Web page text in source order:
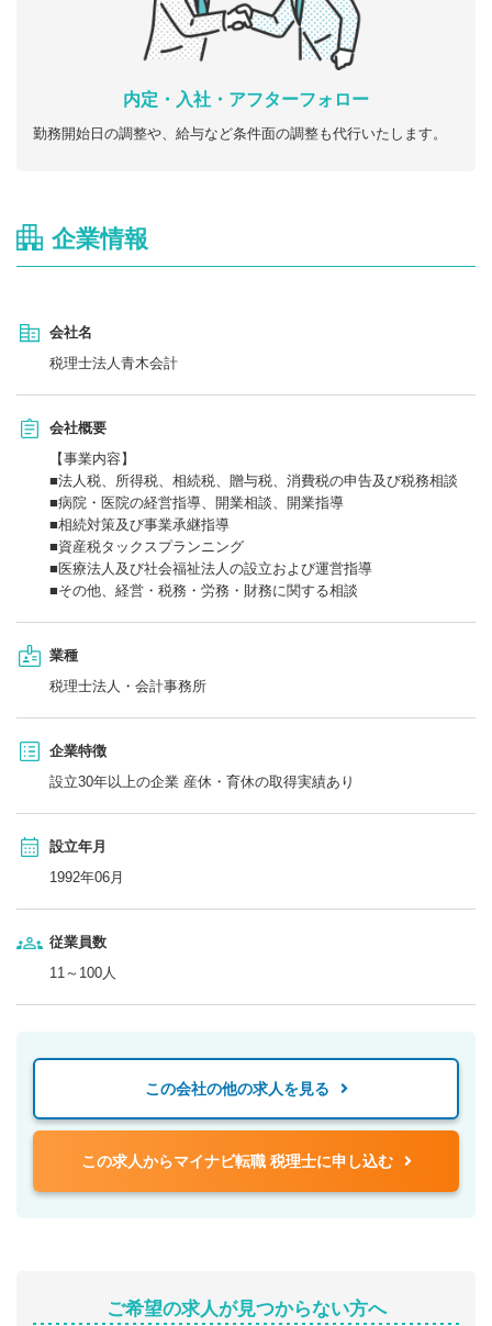
内定・入社・アフターフォロー
勤務開始日の調整や、給与など条件面の調整も代行いたします。
企業情報
会社名
税理士法人青木会計
会社概要
【事業内容】
■法人税、所得税、相続税、贈与税、消費税の申告及び税務相談
■病院・医院の経営指導、開業相談、開業指導
■相続対策及び事業承継指導
■資産税タックスプランニング
■医療法人及び社会福祉法人の設立および運営指導
■その他、経営・税務・労務・財務に関する相談
業種
税理士法人・会計事務所
企業特徴
設立30年以上の企業 産休・育休の取得実績あり
設立年月
1992年06月
従業員数
11～100人
この会社の他の求人を見る
この求人からマイナビ転職 税理士に申し込む
ご希望の求人が見つからない方へ